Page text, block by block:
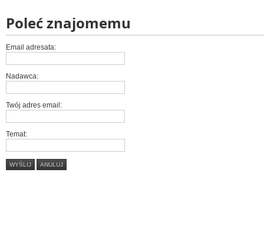
Poleć znajomemu
Email adresata:
Nadawca:
Twój adres email:
Temat:
WYŚLIJ ANULUJ